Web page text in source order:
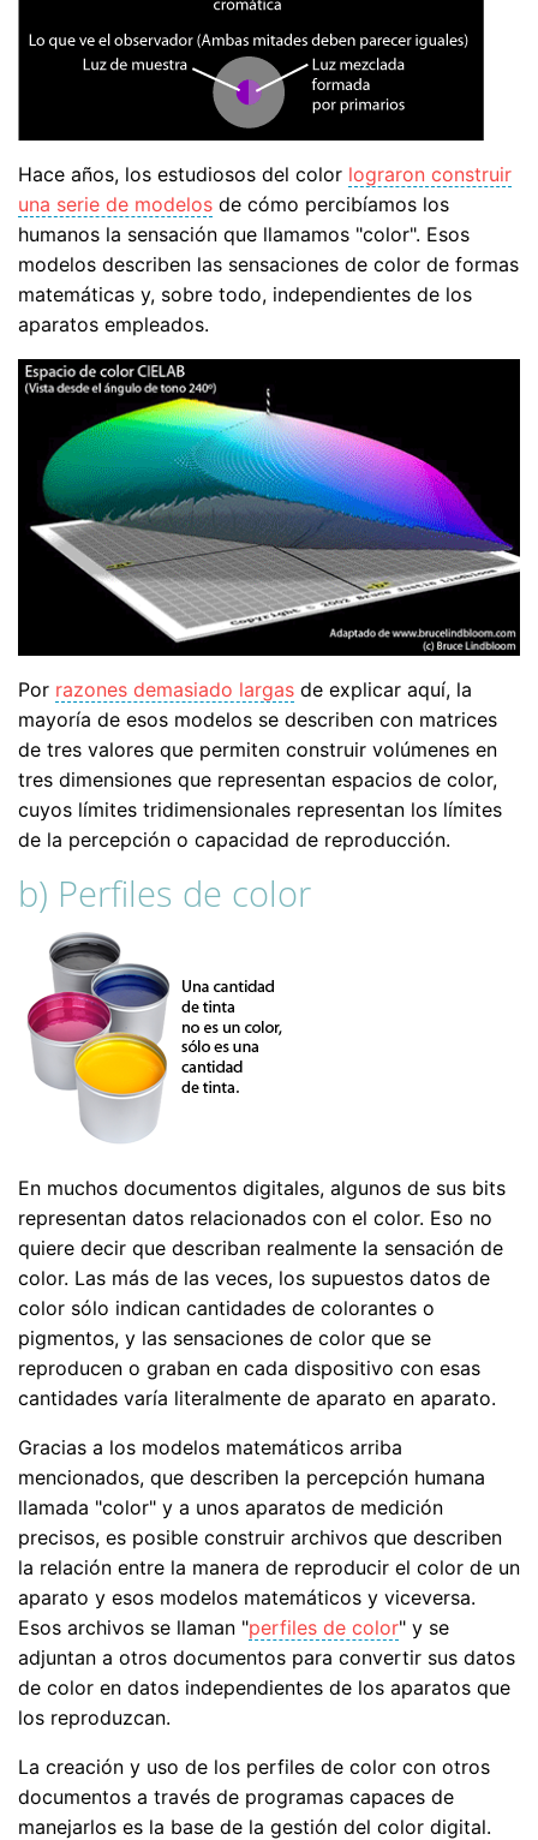
Hace años, los estudiosos del color lograron construir
una serie de modelos de cómo percibíamos los
humanos la sensación que llamamos "color". Esos
modelos describen las sensaciones de color de formas
matemáticas y, sobre todo, independientes de los
aparatos empleados.
Por razones demasiado largas de explicar aquí, la
mayoría de esos modelos se describen con matrices
de tres valores que permiten construir volúmenes en
tres dimensiones que representan espacios de color,
cuyos límites tridimensionales representan los límites
de la percepción o capacidad de reproducción.
b) Perfiles de color
En muchos documentos digitales, algunos de sus bits
representan datos relacionados con el color. Eso no
quiere decir que describan realmente la sensación de
color. Las más de las veces, los supuestos datos de
color sólo indican cantidades de colorantes o
pigmentos, y las sensaciones de color que se
reproducen o graban en cada dispositivo con esas
cantidades varía literalmente de aparato en aparato.
Gracias a los modelos matemáticos arriba
mencionados, que describen la percepción humana
llamada "color" y a unos aparatos de medición
precisos, es posible construir archivos que describen
la relación entre la manera de reproducir el color de un
aparato y esos modelos matemáticos y viceversa.
Esos archivos se llaman "perfiles de color" y se
adjuntan a otros documentos para convertir sus datos
de color en datos independientes de los aparatos que
los reproduzcan.
La creación y uso de los perfiles de color con otros
documentos a través de programas capaces de
manejarlos es la base de la gestión del color digital.